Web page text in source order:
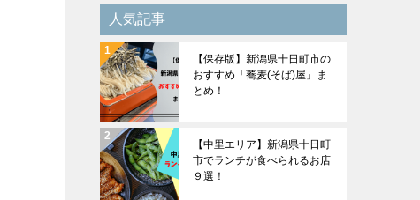
人気記事
【保存版】新潟県十日町市の
おすすめ「蕎麦(そば)屋」ま
とめ！
【中里エリア】新潟県十日町
市でランチが食べられるお店
９選！